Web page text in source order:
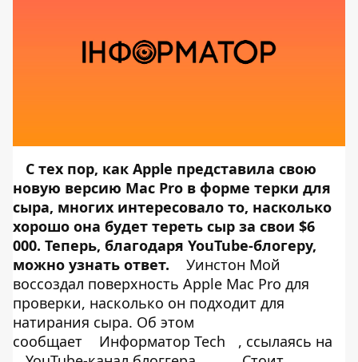
С тех пор, как Apple представила свою
новую версию Mac Pro в форме терки для
сыра, многих интересовало то, насколько
хорошо она будет тереть сыр за свои $6
000. Теперь, благодаря YouTube-блогеру,
можно узнать ответ.
Уинстон Мой
воссоздал поверхность Apple Mac Pro для
проверки, насколько он подходит для
натирания сыра. Об этом
сообщает
Информатор Tech
, ссылаясь на